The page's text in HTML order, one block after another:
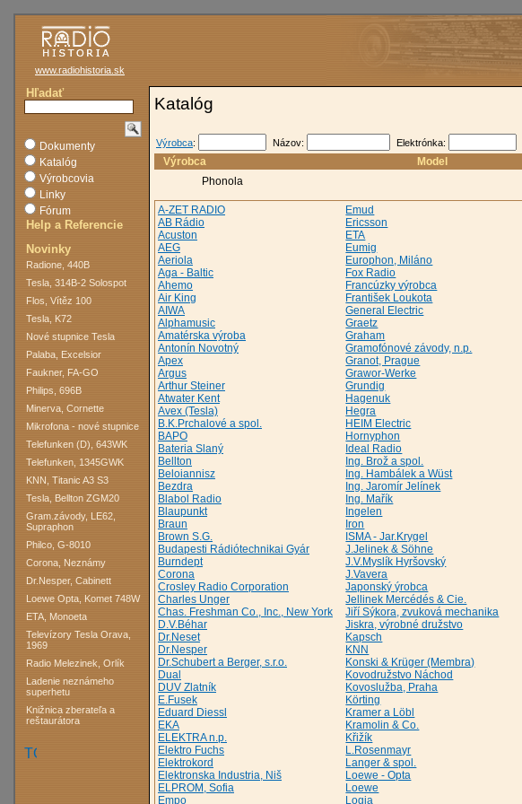
www.radiohistoria.sk
Hľadať
Dokumenty
Katalóg
Výrobcovia
Linky
Fórum
Help a Referencie
Novinky
Radione, 440B
Tesla, 314B-2 Solospot
Flos, Vítěz 100
Tesla, K72
Nové stupnice Tesla
Palaba, Excelsior
Faukner, FA-GO
Philips, 696B
Minerva, Cornette
Mikrofona - nové stupnice
Telefunken (D), 643WK
Telefunken, 1345GWK
KNN, Titanic A3 S3
Tesla, Bellton ZGM20
Gram.závody, LE62,
Supraphon
Philco, G-8010
Corona, Neznámy
Dr.Nesper, Cabinett
Loewe Opta, Komet 748W
ETA, Monoeta
Televízory Tesla Orava,
1969
Radio Melezinek, Orlík
Ladenie neznámeho
superhetu
Knižnica zberateľa a
reštaurátora
Katalóg
Výrobca: Názov: Elektrónka:
Výrobca Model
Phonola
A-ZET RADIO
AB Rádio
Acuston
AEG
Aeriola
Aga - Baltic
Ahemo
Air King
AIWA
Alphamusic
Amatérska výroba
Antonín Novotný
Apex
Argus
Arthur Steiner
Atwater Kent
Avex (Tesla)
B.K.Prchalové a spol.
BAPO
Bateria Slaný
Bellton
Beloiannisz
Bezdra
Blabol Radio
Blaupunkt
Braun
Brown S.G.
Budapesti Rádiótechnikai Gyár
Burndept
Corona
Crosley Radio Corporation
Charles Unger
Chas. Freshman Co., Inc., New York
D.V.Béhar
Dr.Neset
Dr.Nesper
Dr.Schubert a Berger, s.r.o.
Dual
DUV Zlatník
E.Fusek
Eduard Diessl
EKA
ELEKTRA n.p.
Elektro Fuchs
Elektrokord
Elektronska Industria, Niš
ELPROM, Sofia
Empo
Emud
Ericsson
ETA
Eumig
Europhon, Miláno
Fox Radio
Francúzky výrobca
František Loukota
General Electric
Graetz
Graham
Gramofónové závody, n.p.
Granot, Prague
Grawor-Werke
Grundig
Hagenuk
Hegra
HEIM Electric
Hornyphon
Ideal Radio
Ing. Brož a spol.
Ing. Hambálek a Wüst
Ing. Jaromír Jelínek
Ing. Mařík
Ingelen
Iron
ISMA - Jar.Krygel
J.Jelinek & Söhne
J.V.Myslík Hyršovský
J.Vavera
Japonský ýrobca
Jellinek Mercédés & Cie.
Jiří Sýkora, zvuková mechanika
Jiskra, výrobné družstvo
Kapsch
KNN
Konski & Krüger (Membra)
Kovodružstvo Náchod
Kovoslužba, Praha
Körting
Kramer a Löbl
Kramolin & Co.
Křižík
L.Rosenmayr
Langer & spol.
Loewe - Opta
Loewe
Logia